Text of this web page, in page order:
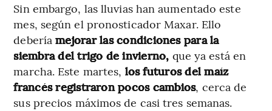
Sin embargo, las lluvias han aumentado este
mes, según el pronosticador Maxar. Ello
deberíamejorar las condiciones para la
siembra del trigo de invierno, que ya está en
marcha. Este martes, los futuros del maíz
francés registraron pocos cambios, cerca de
sus precios máximos de casi tres semanas.